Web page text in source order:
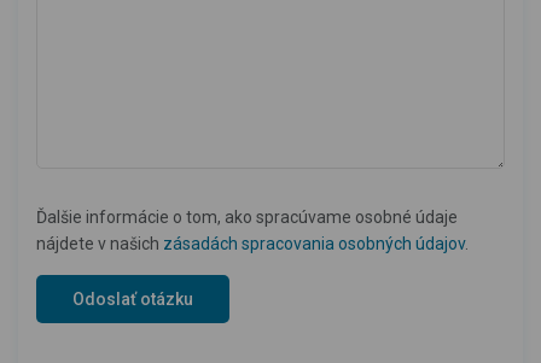
Ďalšie informácie o tom, ako spracúvame osobné údaje
nájdete v našich zásadách spracovania osobných údajov.